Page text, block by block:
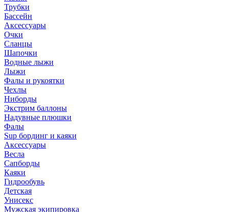
Трубки
Бассейн
Аксессуары
Очки
Сланцы
Шапочки
Водные лыжи
Лыжи
Фалы и рукоятки
Чехлы
Ниборды
Экстрим баллоны
Надувные плюшки
Фалы
Sup бординг и каяки
Аксессуары
Весла
Сапборды
Каяки
Гидрообувь
Детская
Унисекс
Мужская экипировка